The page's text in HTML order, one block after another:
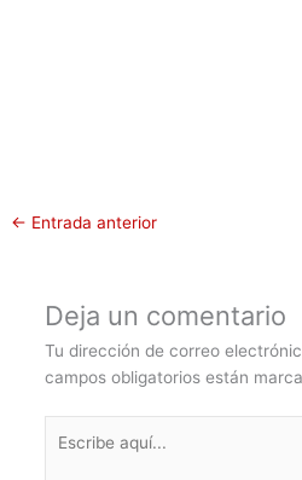
← Entrada anterior
Deja un comentario
Tu dirección de correo
campos obligatorios están
aquí...